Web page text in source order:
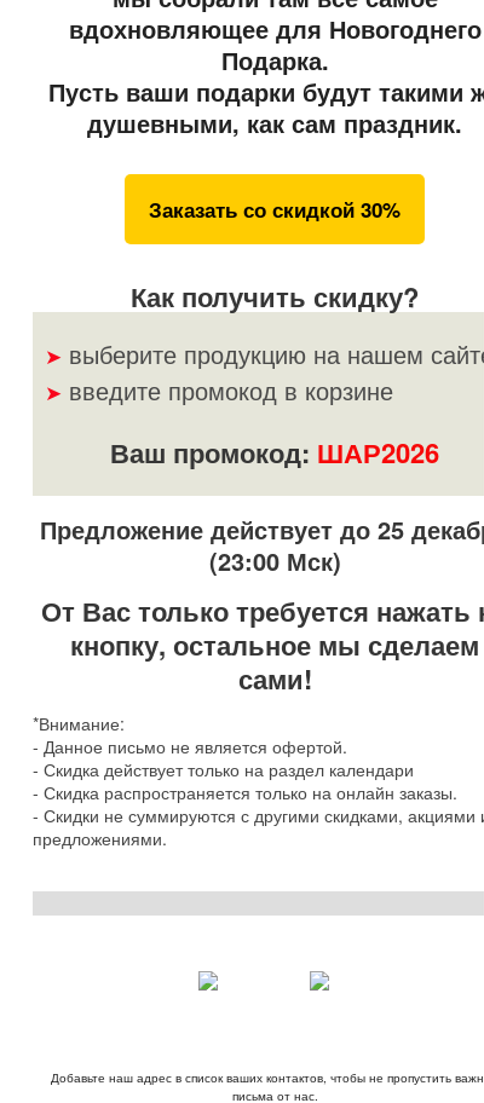
вдохновляющее для Новогоднего
Подарка.
Пусть ваши подарки будут такими же
душевными, как сам праздник.
Заказать со скидкой 30%
Как получить скидку?
➤ выберите продукцию на нашем сайте
➤ введите промокод в корзине
Ваш промокод: ШАР2026
Предложение действует до 25
(23:00 Мск)
От Вас только требуется нажать
кнопку, остальное мы сделаем
сами!
*Внимание:
- Данное письмо не является офертой.
- Скидка действует только на раздел календари
- Скидка распространяется только на онлайн заказы.
- Скидки не суммируются с другими скидками, акциями и
предложениями.
Добавьте наш адрес в список ваших контактов, чтобы не пропустить
письма от нас.